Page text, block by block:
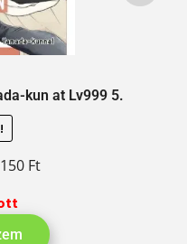
kun at Lv999 5.
Ft